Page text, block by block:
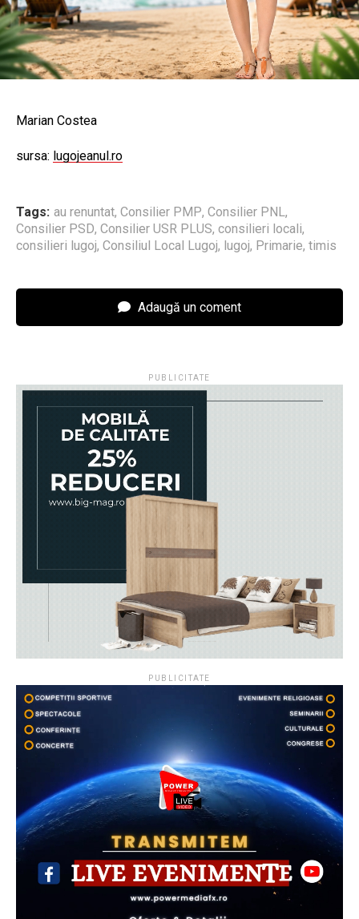
Marian Costea
sursa: lugojeanul.ro
Tags: au renuntat, Consilier PMP, Consilier PNL,
Consilier PSD, Consilier USR PLUS, consilieri locali,
consilieri lugoj, Consiliul Local Lugoj, lugoj, Primarie, timis
Adaugă un coment
PUBLICITATE
PUBLICITATE